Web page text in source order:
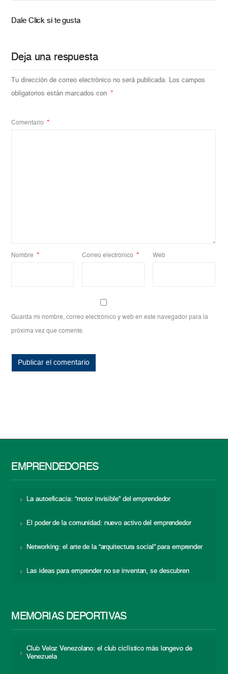
Dale Click si te gusta
Deja una respuesta
Tu dirección de correo electrónico no será publicada. Los campos
obligatorios están marcados con *
Comentario *
Nombre * Correo electrónico * Web
Guarda mi nombre, correo electrónico y web en este navegador para la
próxima vez que comente.
EMPRENDEDORES
La autoeficacia: “motor invisible” del emprendedor
El poder de la comunidad: nuevo activo del emprendedor
Networking: el arte de la “arquitectura social” para emprender
Las ideas para emprender no se inventan, se descubren
MEMORIAS DEPORTIVAS
Club Veloz Venezolano: el club ciclístico más longevo de
Venezuela